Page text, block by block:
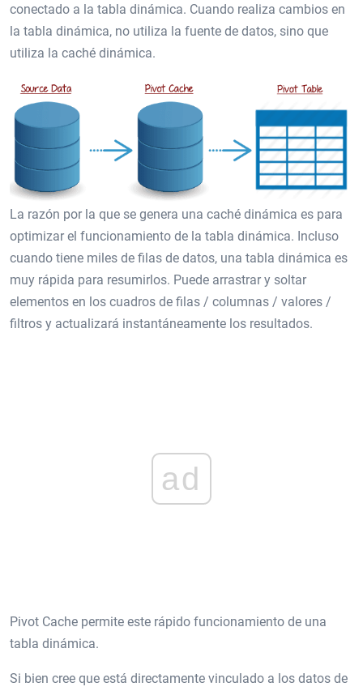
conectado a la tabla dinámica. Cuando realiza cambios en
la tabla dinámica, no utiliza la fuente de datos, sino que
utiliza la caché dinámica.
La razón por la que se genera una caché dinámica es para
optimizar el funcionamiento de la tabla dinámica. Incluso
cuando tiene miles de filas de datos, una tabla dinámica es
muy rápida para resumirlos. Puede arrastrar y soltar
elementos en los cuadros de filas / columnas / valores /
filtros y actualizará instantáneamente los resultados.
ad
Pivot Cache permite este rápido funcionamiento de una
tabla dinámica.
Si bien cree que está directamente vinculado a los datos de